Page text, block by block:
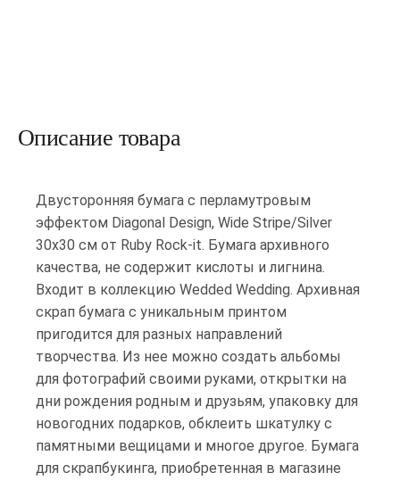
Описание товара
Двусторонняя бумага с перламутровым
эффектом Diagonal Design, Wide Stripe/Silver
30х30 см от Ruby Rock-it. Бумага архивного
качества, не содержит кислоты и лигнина.
Входит в коллекцию Wedded Wedding. Архивная
скрап бумага с уникальным принтом
пригодится для разных направлений
творчества. Из нее можно создать альбомы
для фотографий своими руками, открытки на
дни рождения родным и друзьям, упаковку для
новогодних подарков, обклеить шкатулку с
памятными вещицами и многое другое. Бумага
для скрапбукинга, приобретенная в магазине